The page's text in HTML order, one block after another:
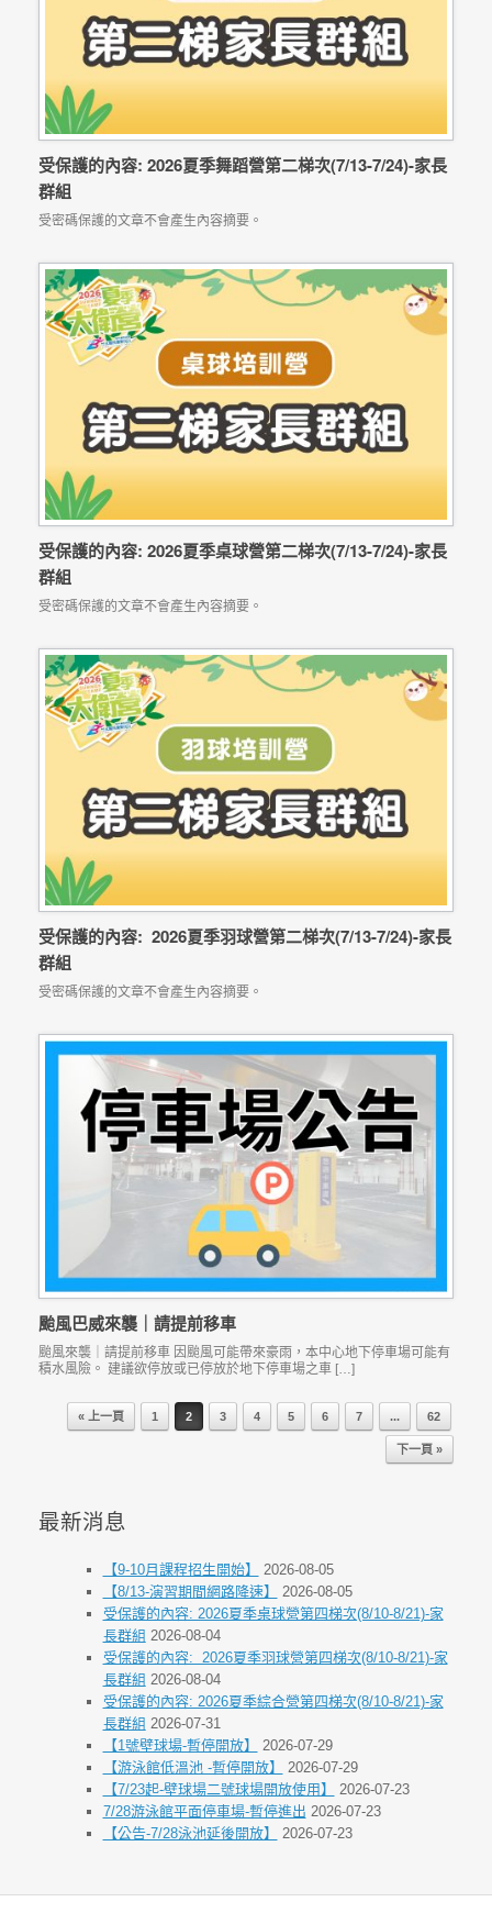
受保護的內容: 2026夏季舞蹈營第二梯次(7/13-7/24)-家長
群組
受密碼保護的文章不會產生內容摘要。
受保護的內容: 2026夏季桌球營第二梯次(7/13-7/24)-家長
群組
受密碼保護的文章不會產生內容摘要。
受保護的內容: 2026夏季羽球營第二梯次(7/13-7/24)-家長
群組
受密碼保護的文章不會產生內容摘要。
颱風巴威來襲｜請提前移車
颱風來襲｜請提前移車 因颱風可能帶來豪雨，本中心地下停車場可能有
積水風險。 建議欲停放或已停放於地下停車場之車 […]
Post navigation
« 上一頁 1 2 3 4 5 6 7 ... 62
下一頁 »
最新消息
【9-10月課程招生開始】
2026-08-05
【8/13-演習期間網路降速】
2026-08-05
受保護的內容: 2026夏季桌球營第四梯次(8/10-8/21)-家
長群組 2026-08-04
受保護的內容: 2026夏季羽球營第四梯次(8/10-8/21)-家
長群組 2026-08-04
受保護的內容: 2026夏季綜合營第四梯次(8/10-8/21)-家
長群組 2026-07-31
【1號壁球場-暫停開放】
2026-07-29
【游泳館低溫池 -暫停開放】
2026-07-29
【7/23起-壁球場二號球場開放使用】
2026-07-23
7/28游泳館平面停車場-暫停進出 2026-07-23
【公告-7/28泳池延後開放】
2026-07-23